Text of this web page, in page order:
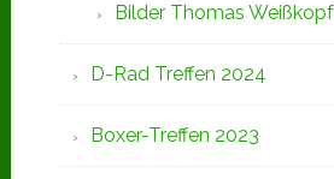
Bilder Thomas Weißkopf
D-Rad Treffen 2024
Boxer-Treffen 2023